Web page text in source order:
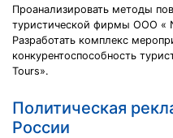
Проанализировать методы
туристической фирмы ООО «
Разработать комплекс
конкурентоспособность
Tours».
Политическая
России